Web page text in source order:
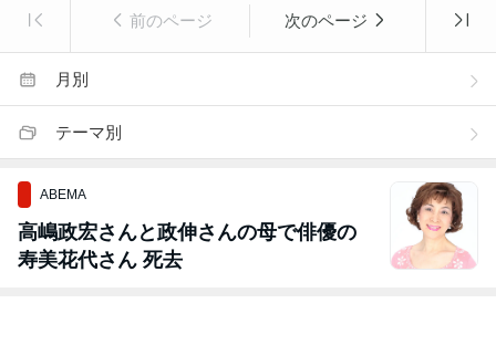
前のページ 次のページ
月別
テーマ別
ABEMA
高嶋政宏さんと政伸さんの母で俳優の
寿美花代さん 死去